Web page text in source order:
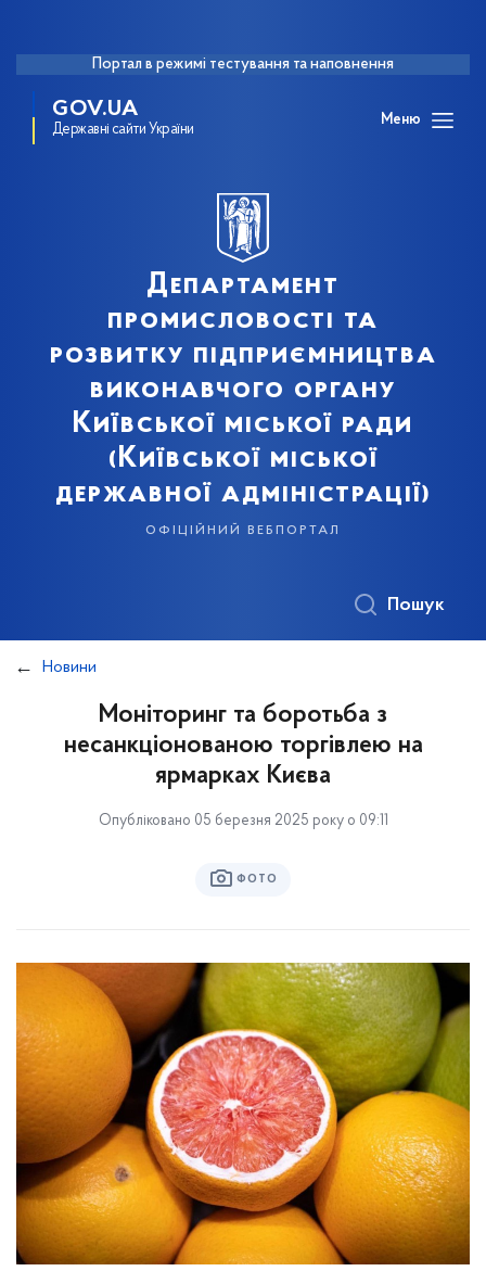
Портал в режимі тестування та наповнення
GOV.UA
Державні сайти України
Меню
Департамент
промисловості та
розвитку підприємництва
виконавчого органу
Київської міської ради
(Київської міської
державної адміністрації)
офіційний вебпортал
Пошук
Новини
Моніторинг та боротьба з
несанкціонованою торгівлею на
ярмарках Києва
Опубліковано 05 березня 2025 року о 09:11
ФОТО